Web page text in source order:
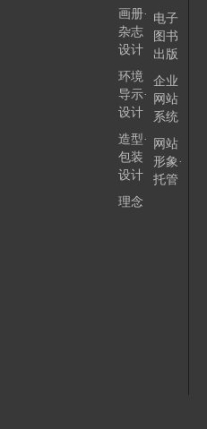
画册·
杂志
设计
环境
导示·
设计
造型·
包装
设计
理念
电子
图书
出版
企业
网站
系统
网站
形象·
托管